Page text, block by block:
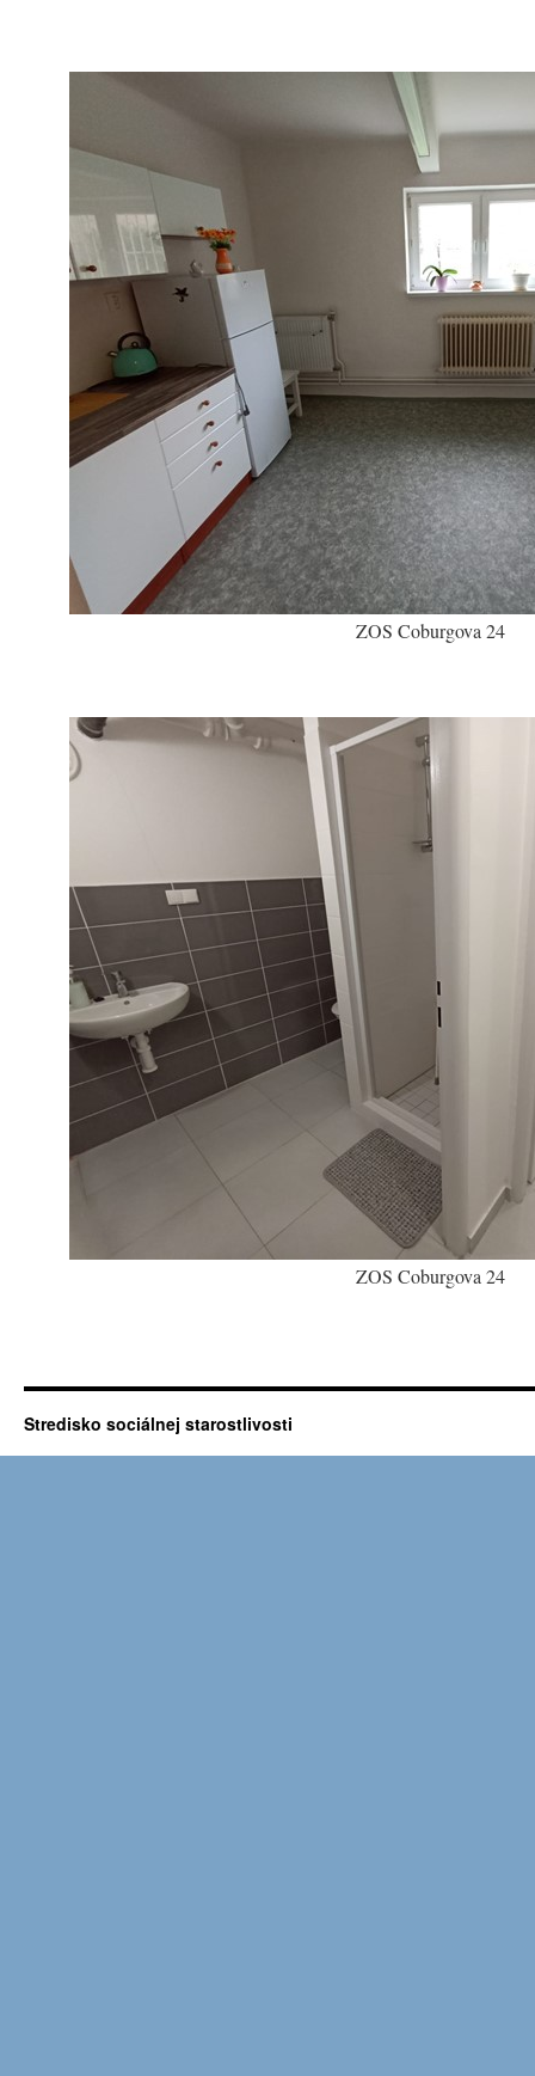
ZOS Coburgova 24
ZOS Coburgova 24
Stredisko sociálnej starostlivosti